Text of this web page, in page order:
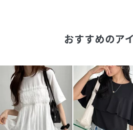
……………………
■コーディネート
甘めからカジュアルまで自由自在に
デニムやスウェットパンツと合わせ
ちろん、トレンドのミニスカートやタ
おすすめのア